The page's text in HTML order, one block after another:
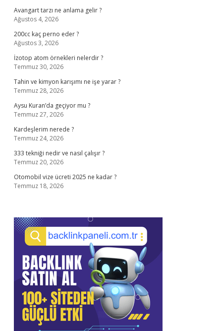
Avangart tarzı ne anlama gelir ?
Ağustos 4, 2026
200cc kaç perno eder ?
Ağustos 3, 2026
İzotop atom örnekleri nelerdir ?
Temmuz 30, 2026
Tahin ve kimyon karışımı ne işe yarar ?
Temmuz 28, 2026
Aysu Kuran’da geçiyor mu ?
Temmuz 27, 2026
Kardeşlerim nerede ?
Temmuz 24, 2026
333 tekniği nedir ve nasıl çalışır ?
Temmuz 20, 2026
Otomobil vize ücreti 2025 ne kadar ?
Temmuz 18, 2026